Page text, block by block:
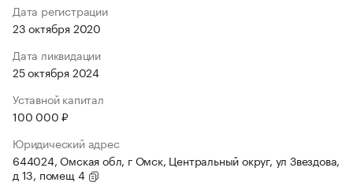
Дата регистрации
23 октября 2020
Дата ликвидации
25 октября 2024
Уставной капитал
100 000 ₽
Юридический адрес
644024, Омская обл, г Омск, Центральный округ, ул Звездова,
д 13, помещ 4